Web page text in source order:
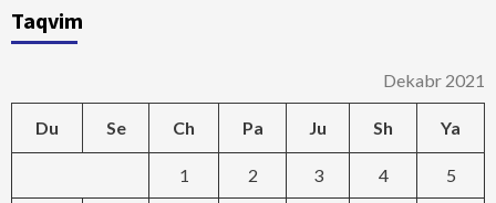
Taqvim
Dekabr 2021
Du Se Ch Pa Ju Sh Ya
1 2 3 4 5